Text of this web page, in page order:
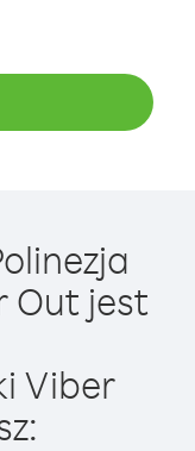
Out jest
Viber